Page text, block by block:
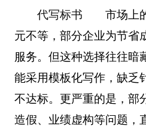
市场上
代写标书
元不等，部分企业为节省
服务。但这种选择往往暗
能采用模板化写作，缺乏
不达标。更严重的是，部
造假、业绩虚构等问题，